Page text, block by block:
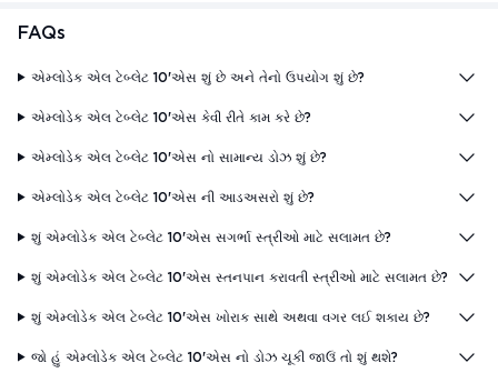
FAQs
એમ્લોડેક એલ ટેબ્લેટ 10'એસ શું છે અને તેનો ઉપયોગ શું છે?
એમ્લોડેક એલ ટેબ્લેટ 10'એસ કેવી રીતે કામ કરે છે?
એમ્લોડેક એલ ટેબ્લેટ 10'એસ નો સામાન્ય ડોઝ શું છે?
એમ્લોડેક એલ ટેબ્લેટ 10'એસ ની આડઅસરો શું છે?
શું એમ્લોડેક એલ ટેબ્લેટ 10'એસ સગર્ભા સ્ત્રીઓ માટે સલામત છે?
શું એમ્લોડેક એલ ટેબ્લેટ 10'એસ સ્તનપાન કરાવતી સ્ત્રીઓ માટે સલામત છે?
શું એમ્લોડેક એલ ટેબ્લેટ 10'એસ ખોરાક સાથે અથવા વગર લઈ શકાય છે?
જો હું એમ્લોડેક એલ ટેબ્લેટ 10'એસ નો ડોઝ ચૂકી જાઉં તો શું થશે?